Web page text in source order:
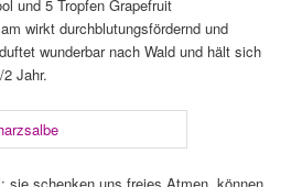
und 5 Tropfen Grapefruit
wirkt durchblutungsfördernd und
wunderbar nach Wald und hält sich
Jahr.
sie schenken uns freies Atmen, können